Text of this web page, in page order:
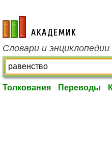
academic.ru
Словари и
Толкования Переводы